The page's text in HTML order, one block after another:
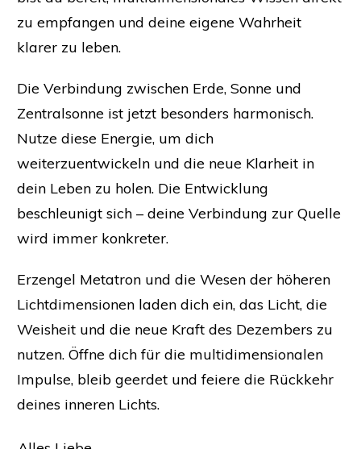
zu empfangen und deine eigene Wahrheit
klarer zu leben.
Die Verbindung zwischen Erde, Sonne und
Zentralsonne ist jetzt besonders harmonisch.
Nutze diese Energie, um dich
weiterzuentwickeln und die neue Klarheit in
dein Leben zu holen. Die Entwicklung
beschleunigt sich – deine Verbindung zur Quelle
wird immer konkreter.
Erzengel Metatron und die Wesen der höheren
Lichtdimensionen laden dich ein, das Licht, die
Weisheit und die neue Kraft des Dezembers zu
nutzen. Öffne dich für die multidimensionalen
Impulse, bleib geerdet und feiere die Rückkehr
deines inneren Lichts.